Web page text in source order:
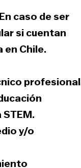
caso de ser
si cuentan
en Chile.
profesional
y/o